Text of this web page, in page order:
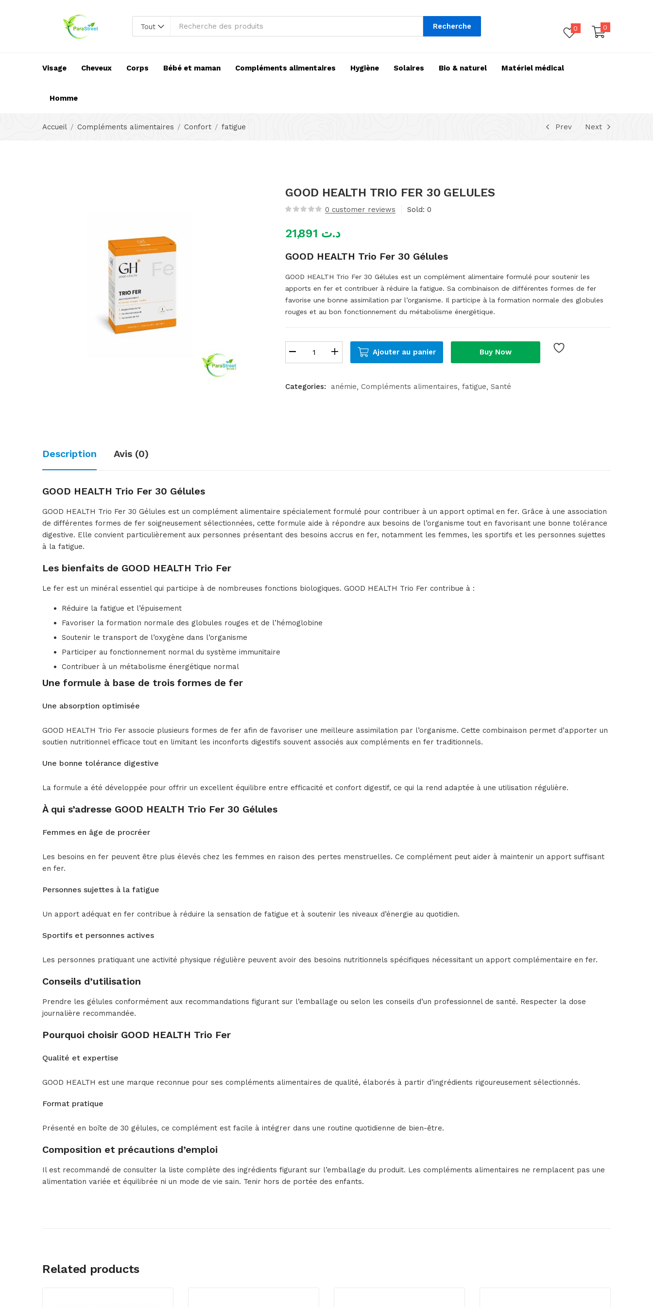
Tout Recherche 0 0
Visage Cheveux Corps Bébé et maman Compléments alimentaires Hygiène Solaires Bio & naturel Matériel médical
Homme
Accueil Compléments alimentaires Confort fatigue Prev Next
GOOD HEALTH TRIO FER 30 GELULES
0 customer reviews Sold: 0
د.ت
GOOD HEALTH Trio Fer 30 Gélules
GOOD HEALTH Trio Fer 30 Gélules est un complément alimentaire formulé pour soutenir les
apports en fer et contribuer à réduire la fatigue. Sa combinaison de différentes formes de fer
favorise une bonne assimilation par l’organisme. Il participe à la formation normale des globules
rouges et au bon fonctionnement du métabolisme énergétique.
Ajouter au panier Buy Now
Categories: anémie Compléments alimentaires fatigue Santé
Description Avis (0)
GOOD HEALTH Trio Fer 30 Gélules
GOOD HEALTH Trio Fer 30 Gélules est un complément alimentaire spécialement formulé pour contribuer à un apport optimal en fer. Grâce à une association
de différentes formes de fer soigneusement sélectionnées, cette formule aide à répondre aux besoins de l’organisme tout en favorisant une bonne tolérance
digestive. Elle convient particulièrement aux personnes présentant des besoins accrus en fer, notamment les femmes, les sportifs et les personnes sujettes
à la fatigue.
Les bienfaits de GOOD HEALTH Trio Fer
Le fer est un minéral essentiel qui participe à de nombreuses fonctions biologiques. GOOD HEALTH Trio Fer contribue à :
Réduire la fatigue et l’épuisement
Favoriser la formation normale des globules rouges et de l’hémoglobine
Soutenir le transport de l’oxygène dans l’organisme
Participer au fonctionnement normal du système immunitaire
Contribuer à un métabolisme énergétique normal
Une formule à base de trois formes de fer
Une absorption optimisée
GOOD HEALTH Trio Fer associe plusieurs formes de fer afin de favoriser une meilleure assimilation par l’organisme. Cette combinaison permet d’apporter un
soutien nutritionnel efficace tout en limitant les inconforts digestifs souvent associés aux compléments en fer traditionnels.
Une bonne tolérance digestive
La formule a été développée pour offrir un excellent équilibre entre efficacité et confort digestif, ce qui la rend adaptée à une utilisation régulière.
À qui s’adresse GOOD HEALTH Trio Fer 30 Gélules
Femmes en âge de procréer
Les besoins en fer peuvent être plus élevés chez les femmes en raison des pertes menstruelles. Ce complément peut aider à maintenir un apport suffisant
en fer.
Personnes sujettes à la fatigue
Un apport adéquat en fer contribue à réduire la sensation de fatigue et à soutenir les niveaux d’énergie au quotidien.
Sportifs et personnes actives
Les personnes pratiquant une activité physique régulière peuvent avoir des besoins nutritionnels spécifiques nécessitant un apport complémentaire en fer.
Conseils d’utilisation
Prendre les gélules conformément aux recommandations figurant sur l’emballage ou selon les conseils d’un professionnel de santé. Respecter la dose
journalière recommandée.
Pourquoi choisir GOOD HEALTH Trio Fer
Qualité et expertise
GOOD HEALTH est une marque reconnue pour ses compléments alimentaires de qualité, élaborés à partir d’ingrédients rigoureusement sélectionnés.
Format pratique
Présenté en boîte de 30 gélules, ce complément est facile à intégrer dans une routine quotidienne de bien-être.
Composition et précautions d’emploi
Il est recommandé de consulter la liste complète des ingrédients figurant sur l’emballage du produit. Les compléments alimentaires ne remplacent pas une
alimentation variée et équilibrée ni un mode de vie sain. Tenir hors de portée des enfants.
Related products